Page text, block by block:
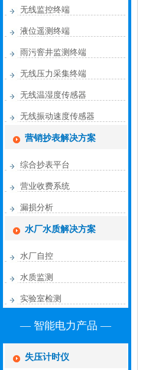
无线监控终端
液位遥测终端
雨污窨井监测终端
无线压力采集终端
无线温湿度传感器
无线振动速度传感器
营销抄表解决方案
综合抄表平台
营业收费系统
漏损分析
水厂水质解决方案
水厂自控
水质监测
实验室检测
— 智能电力产品 —
失压计时仪